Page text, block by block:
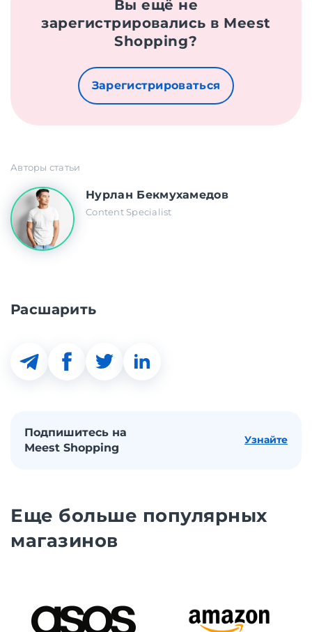
Вы ещё не
зарегистрировались в Meest
Shopping?
Зарегистрироваться
Авторы статьи
Нурлан Бекмухамедов
Content Specialist
Расшарить
Подпишитесь на
Meest Shopping
Узнайте
Еще больше популярных
магазинов